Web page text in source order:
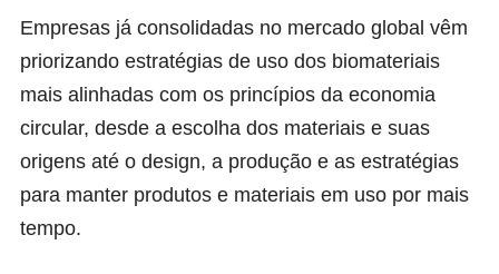
Empresas já consolidadas no mercado global vêm
priorizando estratégias de uso dos biomateriais
mais alinhadas com os princípios da economia
circular, desde a escolha dos materiais e suas
origens até o design, a produção e as estratégias
para manter produtos e materiais em uso por mais
tempo.